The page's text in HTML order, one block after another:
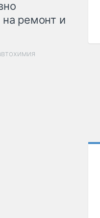
на ремонт и